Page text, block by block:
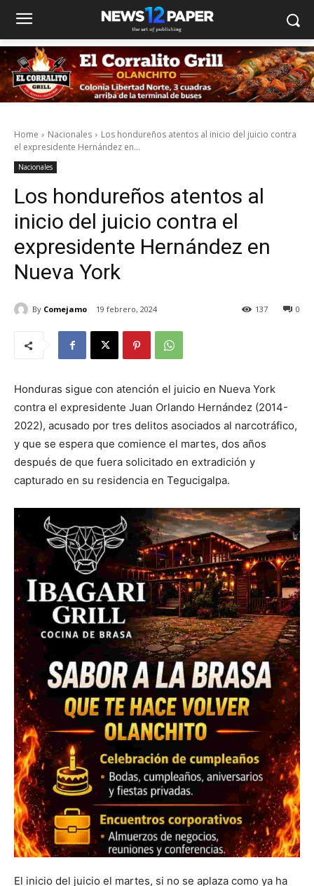
Home Nacionales
Los hondureños atentos al inicio del juicio contra
el expresidente Hernández en...
Nacionales
Los hondureños atentos al
inicio del juicio contra el
expresidente Hernández en
Nueva York
By Comejamo 19 febrero, 2024 0
137
Honduras sigue con atención el juicio en Nueva York
contra el expresidente Juan Orlando Hernández (2014-
2022), acusado por tres delitos asociados al narcotráfico,
y que se espera que comience el martes, dos años
después de que fuera solicitado en extradición y
capturado en su residencia en Tegucigalpa.
El inicio del juicio el martes, si no se aplaza como ya ha